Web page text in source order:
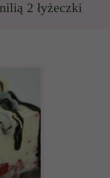
2 łyżeczki